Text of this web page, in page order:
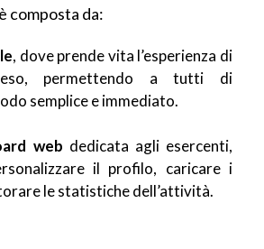
composta da:
, dove prende vita l’esperienza di
permettendo a tutti di
semplice e immediato.
web dedicata agli esercenti,
il profilo, caricare i
le statistiche dell’attività.